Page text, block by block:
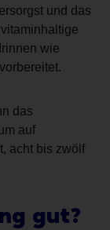
und das
wie
das
auf
acht bis zwölf
gut?